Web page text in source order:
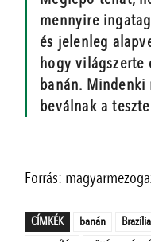
mennyire
és jelenleg
hogy világszerte
banán.
beválnak a
Forrás:
CÍMKÉK banán Brazília